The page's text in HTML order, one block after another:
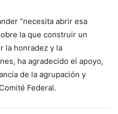
“necesita abrir esa
la que construir un
la honradez y la
ha agradecido el apoyo,
de la agrupación y
Federal.